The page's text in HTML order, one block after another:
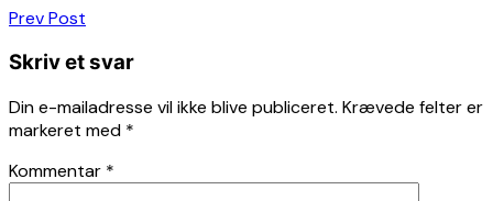
Prev Post
Skriv et svar
Din e-mailadresse vil ikke blive publiceret. Krævede felter er
markeret med *
Kommentar *